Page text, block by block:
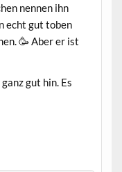
nennen ihn
echt gut toben
🥳 Aber er ist
gut hin. Es